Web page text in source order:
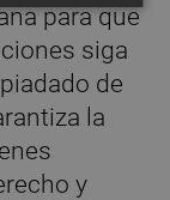
para que
siga
de
la
y